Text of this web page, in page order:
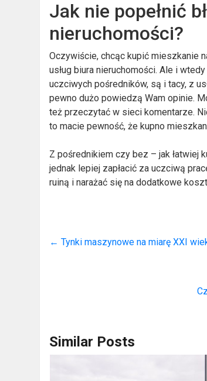
Jak nie popełnić
nieruchomości?
Oczywiście, chcąc kupić mieszkanie
usług biura nieruchomości. Ale i
uczciwych pośredników, są i tacy, z
pewno dużo powiedzą Wam opinie.
też przeczytać w sieci komentarze.
to macie pewność, że kupno
Z pośrednikiem czy bez – jak łatwiej
jednak lepiej zapłacić za uczciwą
ruiną i narażać się na dodatkowe
← Tynki maszynowe na miarę XXI
Similar Posts